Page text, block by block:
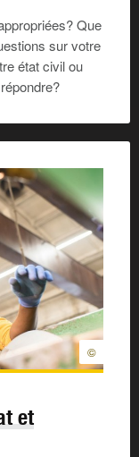
Que
sur votre
état civil ou
©
et